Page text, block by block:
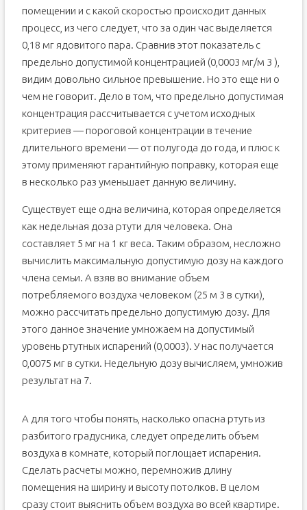
помещении и с какой скоростью происходит данных
процесс, из чего следует, что за один час выделяется
0,18 мг ядовитого пара. Сравнив этот показатель с
предельно допустимой концентрацией (0,0003 мг/м 3 ),
видим довольно сильное превышение. Но это еще ни о
чем не говорит. Дело в том, что предельно допустимая
концентрация рассчитывается с учетом исходных
критериев — пороговой концентрации в течение
длительного времени — от полугода до года, и плюс к
этому применяют гарантийную поправку, которая еще
в несколько раз уменьшает данную величину.
Существует еще одна величина, которая определяется
как недельная доза ртути для человека. Она
составляет 5 мг на 1 кг веса. Таким образом, несложно
вычислить максимальную допустимую дозу на каждого
члена семьи. А взяв во внимание объем
потребляемого воздуха человеком (25 м 3 в сутки),
можно рассчитать предельно допустимую дозу. Для
этого данное значение умножаем на допустимый
уровень ртутных испарений (0,0003). У нас получается
0,0075 мг в сутки. Недельную дозу вычисляем, умножив
результат на 7.
А для того чтобы понять, насколько опасна ртуть из
разбитого градусника, следует определить объем
воздуха в комнате, который поглощает испарения.
Сделать расчеты можно, перемножив длину
помещения на ширину и высоту потолков. В целом
сразу стоит выяснить объем воздуха во всей квартире.